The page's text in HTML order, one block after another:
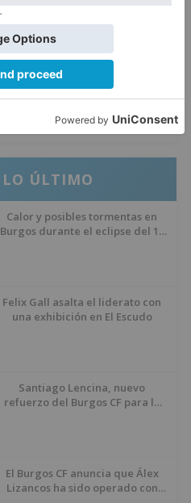
El PSOE denuncia que las
piscinas municipales de Burgos
llevan seis meses sin la
desinfección obligatoria contra
LO ÚLTIMO
Calor y posibles tormentas en
Burgos durante el eclipse del 12
Felix Gall asalta el liderato con
una exhibición en El Escudo
Santiago Lencina, nuevo
refuerzo del Burgos CF para la
El Burgos CF anuncia que Álex
Lizancos ha sido operado con